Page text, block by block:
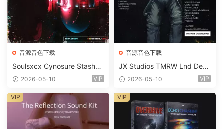
音源音色下载
Soulsxcx Cynosure Stashkit
WAV MiDi FST-FANTASTiC
2026-05-10 VIP
音源音色下载
JX Studios TMRW Lnd Dee
p And Tech House Sound Ki
ets-FANTASTiC
2026-05-10 VIP
VIP VIP